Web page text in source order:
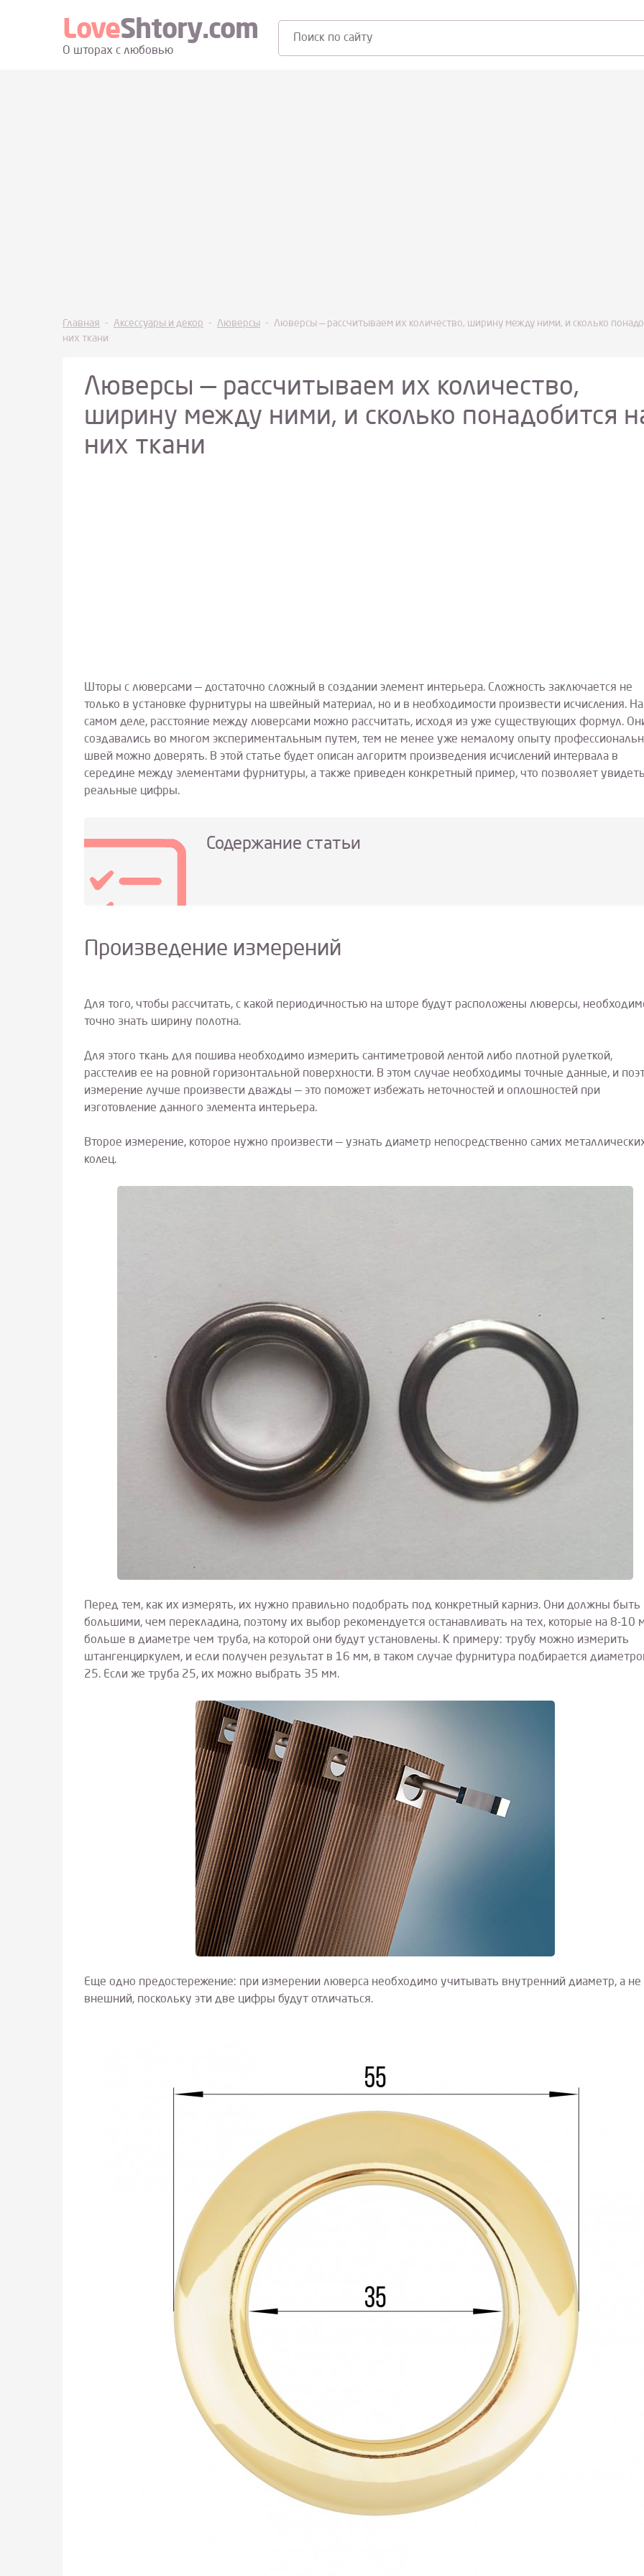
LoveShtory.com
О шторах с любовью
Главная - Аксессуары и декор - Люверсы - Люверсы — рассчитываем их количество, ширину между ними, и сколько
них ткани
Люверсы — рассчитываем их количество,
ширину между ними, и сколько понадобится
них ткани
Шторы с люверсами — достаточно сложный в создании элемент интерьера. Сложность заключается не
только в установке фурнитуры на швейный материал, но и в необходимости произвести исчисления. На
самом деле, расстояние между люверсами можно рассчитать, исходя из уже существующих формул.
создавались во многом экспериментальным путем, тем не менее уже немалому опыту
швей можно доверять. В этой статье будет описан алгоритм произведения исчислений интервала в
середине между элементами фурнитуры, а также приведен конкретный пример, что позволяет увидеть
реальные цифры.
Содержание статьи
Произведение измерений
Для того, чтобы рассчитать, с какой периодичностью на шторе будут расположены люверсы,
точно знать ширину полотна.
Для этого ткань для пошива необходимо измерить сантиметровой лентой либо плотной рулеткой,
расстелив ее на ровной горизонтальной поверхности. В этом случае необходимы точные данные, и
измерение лучше произвести дважды — это поможет избежать неточностей и оплошностей при
изготовление данного элемента интерьера.
Второе измерение, которое нужно произвести — узнать диаметр непосредственно самих
колец.
Перед тем, как их измерять, их нужно правильно подобрать под конкретный карниз. Они должны быть
большими, чем перекладина, поэтому их выбор рекомендуется останавливать на тех, которые на 8-10
больше в диаметре чем труба, на которой они будут установлены. К примеру: трубу можно измерить
штангенциркулем, и если получен результат в 16 мм, в таком случае фурнитура подбирается
25. Если же труба 25, их можно выбрать 35 мм.
Еще одно предостережение: при измерении люверса необходимо учитывать внутренний диаметр, а не
внешний, поскольку эти две цифры будут отличаться.